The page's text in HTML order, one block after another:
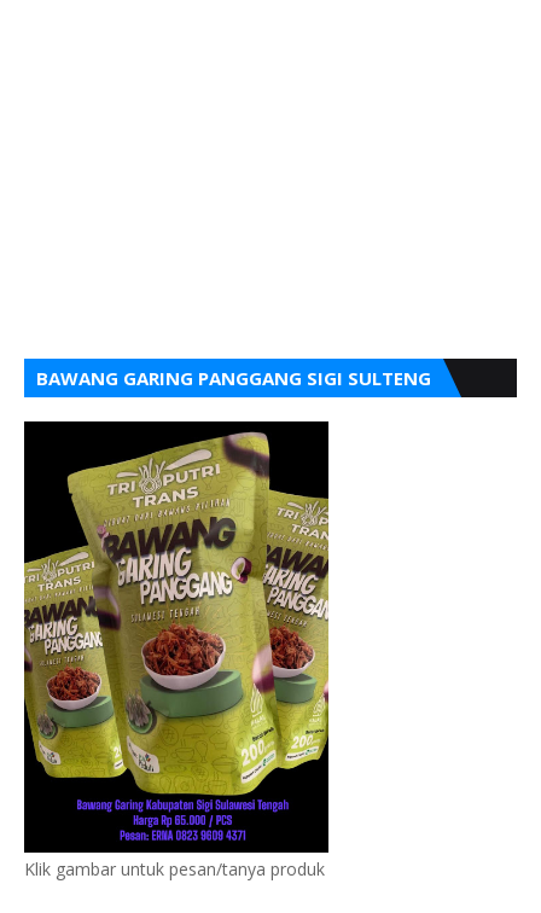
BAWANG GARING PANGGANG SIGI SULTENG
Klik gambar untuk pesan/tanya produk